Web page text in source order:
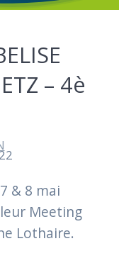
– 4è
& 8 mai
Meeting
Lothaire.